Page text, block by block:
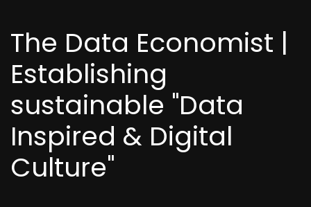
The Data Economist |
Establishing
sustainable "Data
Inspired & Digital
Culture"